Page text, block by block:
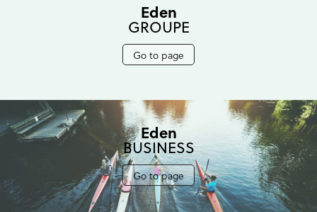
Eden
GROUPE
Go to page
Eden
BUSINESS
Go to page